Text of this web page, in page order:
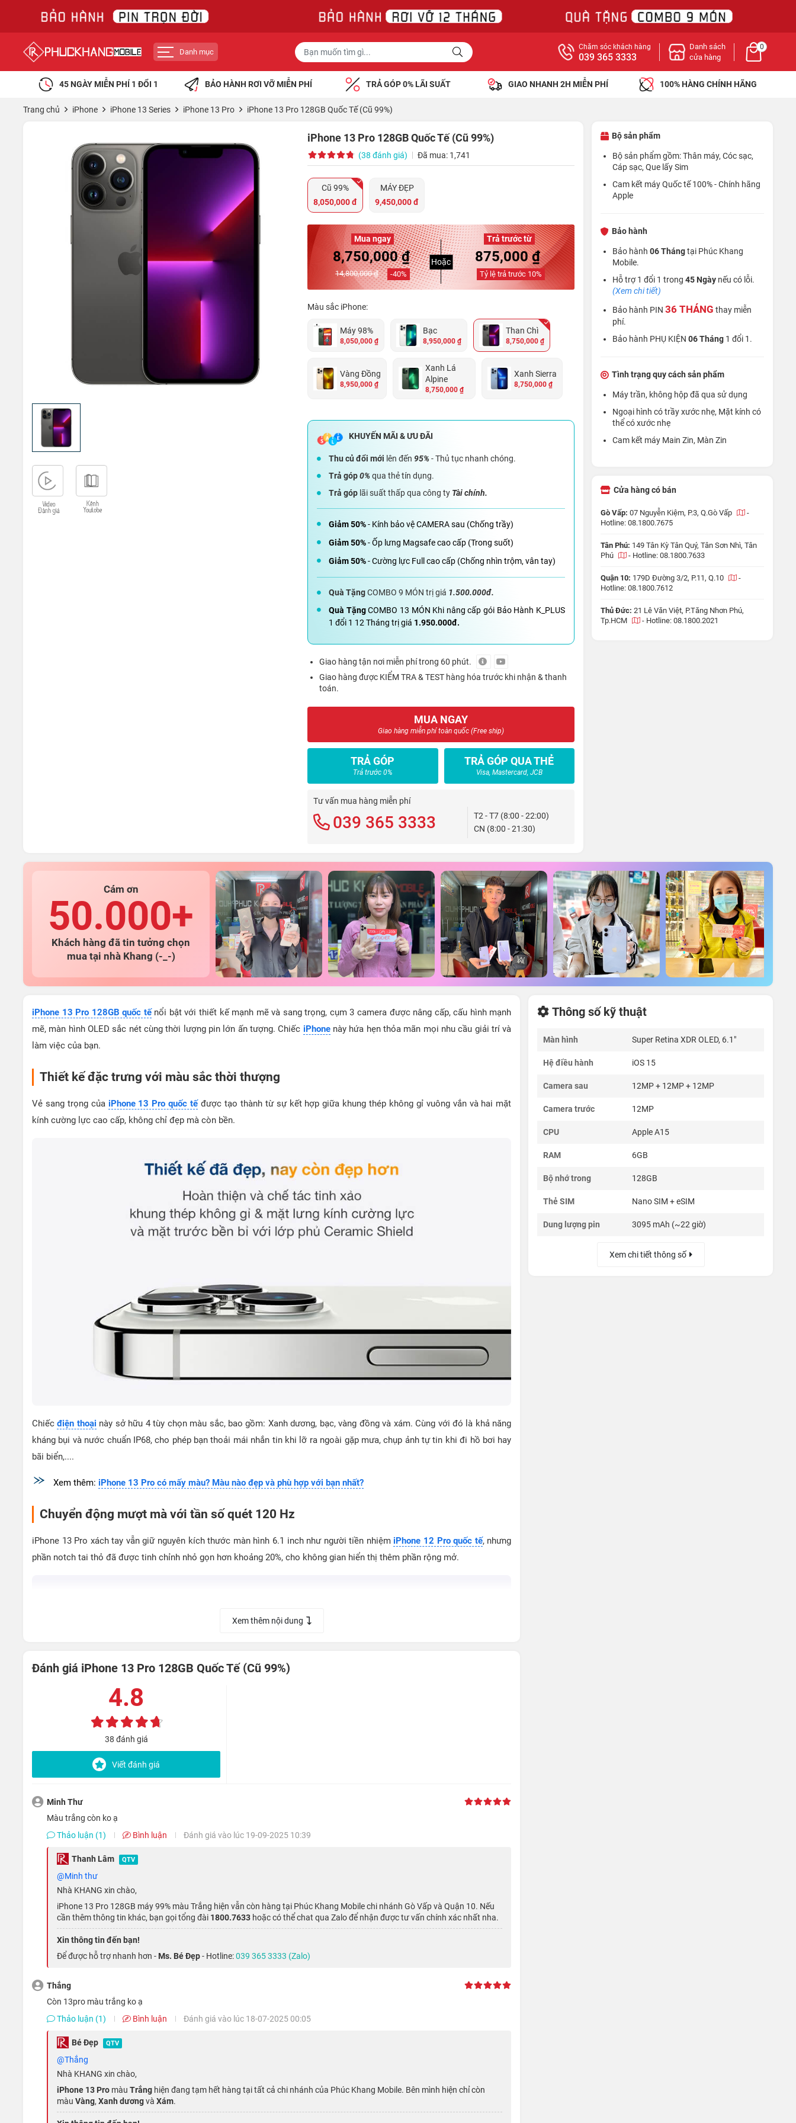
Danh mục
Chăm sóc khách hàng
039 365 3333
Danh sách
cửa hàng
0
45 NGÀY MIỄN PHÍ 1 ĐỔI 1 BẢO HÀNH RƠI VỠ MIỄN PHÍ TRẢ GÓP 0% LÃI SUẤT GIAO NHANH 2H MIỄN PHÍ 100% HÀNG CHÍNH HÃNG
Trang chủ iPhone iPhone 13 Series iPhone 13 Pro iPhone 13 Pro 128GB Quốc Tế (Cũ 99%)
iPhone 13 Pro 128GB Quốc Tế (Cũ 99%)
(38 đánh giá) Đã mua: 1,741
Cũ 99%
8,050,000 đ
MÁY ĐẸP
9,450,000 đ
Mua ngay
8,750,000 ₫
14,800,000 ₫ -40%
Hoặc
Trả trước từ
875,000 ₫
Tỷ lệ trả trước 10%
Màu sắc iPhone:
Máy 98%
8,050,000 ₫
Bạc
8,950,000 ₫
Than Chì
8,750,000 ₫
Vàng Đồng
8,950,000 ₫
Xanh Lá
Alpine
8,750,000 ₫
Xanh Sierra
8,750,000 ₫
Thu củ đổi mới lên đến 95%- Thủ tục nhanh chóng.
Trả góp0%qua thẻ tín dụng.
Trả góp lãi suất thấp qua công ty Tài chính.
Giảm 50%- Kính bảo vệ CAMERA sau (Chống trầy)
Giảm 50%- Ốp lưng Magsafe cao cấp (Trong suốt)
Giảm 50%- Cường lực Full cao cấp (Chống nhìn trộm, vân tay)
Quà TặngCOMBO 9 MÓN trị giá 1.500.000đ.
Quà TặngCOMBO 13 MÓN Khi nâng cấp gói Bảo Hành K_PLUS
1 đổi 1 12 Tháng trị giá 1.950.000đ.
Giao hàng tận nơi miễn phí trong 60 phút.
Giao hàng được KIỂM TRA & TEST hàng hóa trước khi nhận & thanh
toán.
MUA NGAY
Giao hàng miễn phí toàn quốc (Free ship)
TRẢ GÓP
Trả trước 0%
TRẢ GÓP QUA THẺ
Visa, Mastercard, JCB
Tư vấn mua hàng miễn phí
039 365 3333
T2 - T7 (8:00 - 22:00)
CN (8:00 - 21:30)
Bộ sản phẩm
Bộ sản phẩm gồm: Thân máy, Cóc sạc,
Cáp sạc, Que lấy Sim
Cam kết máy Quốc tế 100% - Chính hãng
Apple
Bảo hành
Bảo hành 06 Thángtại Phúc Khang
Mobile.
Hỗ trợ 1 đổi 1 trong 45 Ngày nếu có lỗi.
(Xem chi tiết)
Bảo hành PIN 36 THÁNG thay miễn
phí.
Bảo hành PHỤ KIỆN 06 Tháng 1 đổi 1.
Tình trạng quy cách sản phẩm
Máy trần, không hộp đã qua sử dụng
Ngoại hình có trầy xước nhẹ, Mặt kính có
thể có xước nhẹ
Cam kết máy Main Zin, Màn Zin
Cửa hàng có bán
Gò Vấp: 07 Nguyễn Kiệm, P.3, Q.Gò Vấp
-
Hotline: 08.1800.7675
Tân Phú: 149 Tân Kỳ Tân Quý, Tân Sơn Nhì, Tân
Phú
- Hotline: 08.1800.7633
Quận 10: 179D Đường 3/2, P.11, Q.10
-
Hotline: 08.1800.7612
Thủ Đức: 21 Lê Văn Việt, P.Tăng Nhơn Phú,
Tp.HCM
- Hotline: 08.1800.2021
Cám ơn
50.000+
Khách hàng đã tin tưởng chọn
mua tại nhà Khang (-_-)
iPhone 13 Pro 128GB quốc tếnổi bật với thiết kế mạnh mẽ và sang trọng, cụm 3 camera được nâng cấp, cấu hình mạnh
mẽ, màn hình OLED sắc nét cùng thời lượng pin lớn ấn tượng. Chiếc iPhonenày hứa hẹn thỏa mãn mọi nhu cầu giải trí và
làm việc của bạn.
Thiết kế đặc trưng với màu sắc thời thượng
Vẻ sang trọng của iPhone 13 Pro quốc tếđược tạo thành từ sự kết hợp giữa khung thép không gỉ vuông vắn và hai mặt
kính cường lực cao cấp, không chỉ đẹp mà còn bền.
Chiếcđiện thoại này sở hữu 4 tùy chọn màu sắc, bao gồm: Xanh dương, bạc, vàng đồng và xám. Cùng với đó là khả năng
kháng bụi và nước chuẩn IP68, cho phép bạn thoải mái nhắn tin khi lỡ ra ngoài gặp mưa, chụp ảnh tự tin khi đi hồ bơi hay
bãi biển,....
Xem thêm: iPhone 13 Pro có mấy màu? Màu nào đẹp và phù hợp với bạn nhất?
Chuyển động mượt mà với tần số quét 120 Hz
iPhone 13 Pro xách tay vẫn giữ nguyên kích thước màn hình 6.1 inch như người tiền nhiệm iPhone 12 Pro quốc tế, nhưng
phần notch tai thỏ đã được tinh chỉnh nhỏ gọn hơn khoảng 20%, cho không gian hiển thị thêm phần rộng mở.
Với tấm nền OLED có số điểm ảnh lên đến 1170 x 2532 pixels cùng độ sáng đạt 1200 nits, giúp thể hiện tốt nhiều nội
dung hơn khi đặt dưới ánh mặt trời, sắc đen hiển thị sâu, sắc sáng tươi tắn và khung hình sinh động như thực.
Xem thêm nội dung
Đánh giá iPhone 13 Pro 128GB Quốc Tế (Cũ 99%)
4.8
38 đánh giá
Viết đánh giá
Minh Thư
màu trắng còn ko ạ
Thảo luận (1)
Bình luận Đánh giá vào lúc 19-09-2025 10:39
Thanh Lâm QTV
@minh thư
Nhà KHANG xin chào,
iPhone 13 Pro 128GB máy 99% màu Trắng hiện vẫn còn hàng tại Phúc Khang Mobile chi nhánh Gò Vấp và Quận 10. Nếu
cần thêm thông tin khác, bạn gọi tổng đài 1800.7633 hoặc có thể chat qua Zalo để nhận được tư vấn chính xác nhất nha.
Xin thông tin đến bạn!
Để được hỗ trợ nhanh hơn - Ms. Bé Đẹp- Hotline:039 365 3333 (Zalo)
Thắng
Còn 13pro màu trắng ko ạ
Thảo luận (1)
Bình luận Đánh giá vào lúc 18-07-2025 00:05
Bé Đẹp QTV
@Thắng
Nhà KHANG xin chào,
iPhone 13 Pro màu Trắng hiện đang tạm hết hàng tại tất cả chi nhánh của Phúc Khang Mobile. Bên mình hiện chỉ còn
màu Vàng, Xanh dươngvà Xám.
Thông số kỹ thuật
Màn hình Super Retina XDR OLED, 6.1"
Hệ điều hành iOS 15
Camera sau 12MP + 12MP + 12MP
Camera trước 12MP
CPU Apple A15
RAM 6GB
Bộ nhớ trong 128GB
Thẻ SIM Nano SIM + eSIM
Dung lượng pin 3095 mAh (~22 giờ)
Xem chi tiết thông số